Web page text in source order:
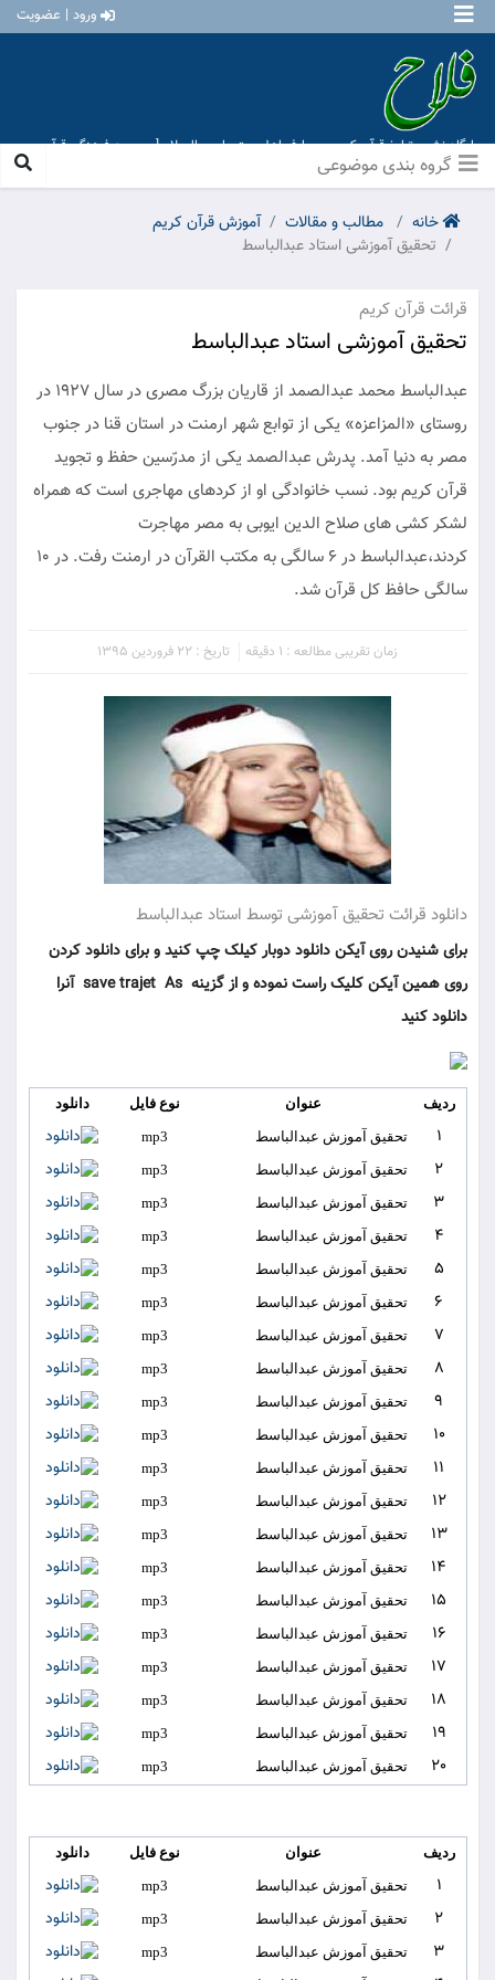
ورود | عضویت
پایگاه نشر و تبلیغ قرآن کریم و معارف اهل بیت علیهم السلام [ موسسه فرهنگی قرآن و
عترت منهاج عشق آباد ]
خانه مطالب و مقالات
آموزش قرآن کریم
تحقیق آموزشی استاد عبدالباسط
قرائت قرآن کریم
تحقیق آموزشی استاد عبدالباسط
عبدالباسط محمد عبدالصمد از قاریان بزرگ مصری در سال ۱۹۲۷ در
روستای «المزاعزه» یکی از توابع شهر ارمنت در استان قنا در جنوب
مصر به دنیا آمد. پدرش عبدالصمد یکی از مدرّسین حفظ و تجوید
قرآن کریم بود. نسب خانوادگى او از كردهاى مهاجرى است كه همراه
لشكر كشى هاى صلاح الدين ايوبى به مصر مهاجرت
كردند،عبدالباسط در ۶ سالگی به مکتب القرآن در ارمنت رفت. در ۱۰
سالگی حافظ کل قرآن شد.
زمان تقریبی مطالعه : 1 دقیقه تاریخ : 22 فروردین 1395
دانلود قرائت تحقیق آموزشی توسط استاد عبدالباسط
برای شنیدن روی آیکن دانلود دوبار کیلک چپ کنید و برای دانلود کردن
روی همین آیکن کلیک راست نموده و از گزینه save trajet As آنرا
دانلود کنید
ردیف عنوان نوع فایل دانلود
1 تحقیق آموزش عبدالباسط mp3
2 تحقیق آموزش عبدالباسط mp3
3 تحقیق آموزش عبدالباسط mp3
4 تحقیق آموزش عبدالباسط mp3
5 تحقیق آموزش عبدالباسط mp3
6 تحقیق آموزش عبدالباسط mp3
7 تحقیق آموزش عبدالباسط mp3
8 تحقیق آموزش عبدالباسط mp3
9 تحقیق آموزش عبدالباسط mp3
10 تحقیق آموزش عبدالباسط mp3
11 تحقیق آموزش عبدالباسط mp3
12 تحقیق آموزش عبدالباسط mp3
13 تحقیق آموزش عبدالباسط mp3
14 تحقیق آموزش عبدالباسط mp3
15 تحقیق آموزش عبدالباسط mp3
16 تحقیق آموزش عبدالباسط mp3
17 تحقیق آموزش عبدالباسط mp3
18 تحقیق آموزش عبدالباسط mp3
19 تحقیق آموزش عبدالباسط mp3
20 تحقیق آموزش عبدالباسط mp3
ردیف عنوان نوع فایل دانلود
1 تحقیق آموزش عبدالباسط mp3
2 تحقیق آموزش عبدالباسط mp3
3 تحقیق آموزش عبدالباسط mp3